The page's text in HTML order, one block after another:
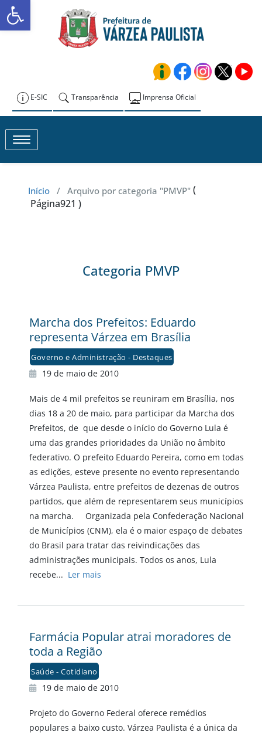
Skip
to
Prefeitura de
E-SIC Transparência Imprensa Oficial
Toggle navigation
Início / Arquivo por categoria "PMVP" (
Página921 )
Categoria PMVP
Marcha dos Prefeitos: Eduardo
representa Várzea em Brasília
Governo e Administração - Destaques
19 de maio de 2010
Mais de 4 mil prefeitos se reuniram em Brasília, nos
dias 18 a 20 de maio, para participar da Marcha dos
Prefeitos, de que desde o início do Governo Lula é
uma das grandes prioridades da União no âmbito
federativo. O prefeito Eduardo Pereira, como em todas
as edições, esteve presente no evento representando
Várzea Paulista, entre prefeitos de dezenas de outros
partidos, que além de representarem seus municípios
na marcha. Organizada pela Confederação Nacional
de Municípios (CNM), ela é o maior espaço de debates
do Brasil para tratar das reivindicações das
administrações municipais. Todos os anos, Lula
recebe... Ler mais
Farmácia Popular atrai moradores de
toda a Região
Saúde - Cotidiano
19 de maio de 2010
Projeto do Governo Federal oferece remédios
populares a baixo custo. Várzea Paulista é a única da